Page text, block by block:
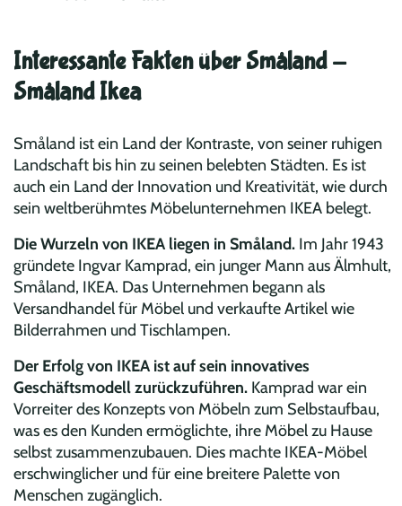
Interessante Fakten über Småland -
Småland Ikea
Småland ist ein Land der Kontraste, von seiner ruhigen
Landschaft bis hin zu seinen belebten Städten. Es ist
auch ein Land der Innovation und Kreativität, wie durch
sein weltberühmtes Möbelunternehmen IKEA belegt.
Die Wurzeln von IKEA liegen in Småland. Im Jahr 1943
gründete Ingvar Kamprad, ein junger Mann aus Älmhult,
Småland, IKEA. Das Unternehmen begann als
Versandhandel für Möbel und verkaufte Artikel wie
Bilderrahmen und Tischlampen.
Der Erfolg von IKEA ist auf sein innovatives
Geschäftsmodell zurückzuführen. Kamprad war ein
Vorreiter des Konzepts von Möbeln zum Selbstaufbau,
was es den Kunden ermöglichte, ihre Möbel zu Hause
selbst zusammenzubauen. Dies machte IKEA-Möbel
erschwinglicher und für eine breitere Palette von
Menschen zugänglich.